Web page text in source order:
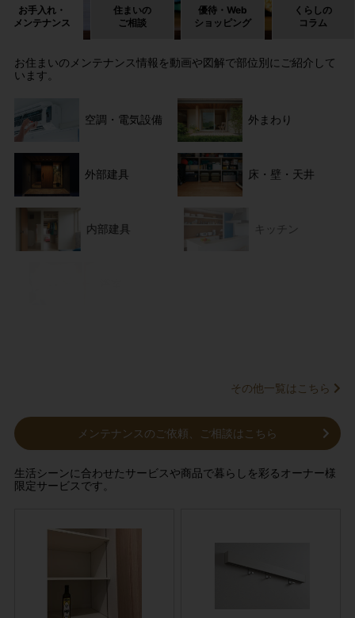
お手入れ・
メンテナンス
住まいの
ご相談
優待・Web
ショッピング
くらしの
コラム
お住まいのメンテナンス情報を動画や図解で部位別にご紹介して
います。
空調・電気設備 外まわり
外部建具 床・壁・天井
内部建具 キッチン
その他一覧はこちら
メンテナンスのご依頼、ご相談はこちら
生活シーンに合わせたサービスや商品で暮らしを彩るオーナー様
限定サービスです。